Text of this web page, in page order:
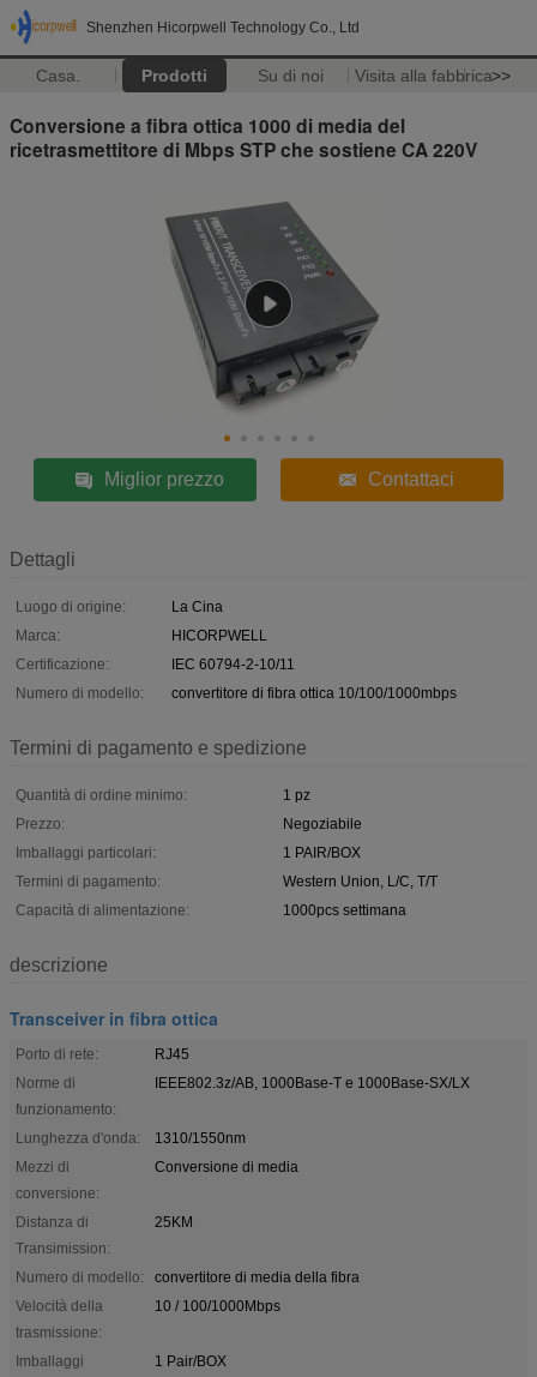
Shenzhen Hicorpwell Technology Co., Ltd
Casa. Prodotti Su di noi Visita alla fabbrica>>
Conversione a fibra ottica 1000 di media del
ricetrasmettitore di Mbps STP che sostiene CA 220V
Miglior prezzo Contattaci
Dettagli
Luogo di origine:
La Cina
Marca:
HICORPWELL
Certificazione:
IEC 60794-2-10/11
Numero di modello:
convertitore di fibra ottica 10/100/1000mbps
Termini di pagamento e spedizione
Quantità di ordine minimo:
1 pz
Prezzo:
Negoziabile
Imballaggi particolari:
1 PAIR/BOX
Termini di pagamento:
Western Union, L/C, T/T
Capacità di alimentazione:
1000pcs settimana
descrizione
Transceiver in fibra ottica
Porto di rete:
RJ45
Norme di
funzionamento:
IEEE802.3z/AB, 1000Base-T e 1000Base-SX/LX
Lunghezza d'onda:
1310/1550nm
Mezzi di
conversione:
Conversione di media
Distanza di
Transimission:
25KM
Numero di modello:
convertitore di media della fibra
Velocità della
trasmissione:
10 / 100/1000Mbps
Imballaggi
1 Pair/BOX